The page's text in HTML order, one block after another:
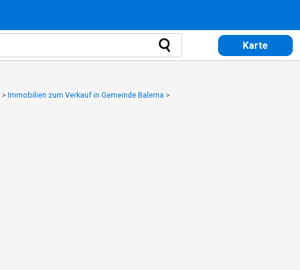
Karte
> Immobilien zum Verkauf in Gemeinde Balerna >